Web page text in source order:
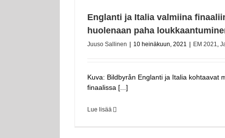
Englanti ja Italia valmiina
huolenaan paha
Juuso Sallinen 10 heinäkuun, 2021 EM 2021,
Kuva: Bildbyrån Englanti ja Italia kohtaavat
finaalissa [...]
Lue lisää